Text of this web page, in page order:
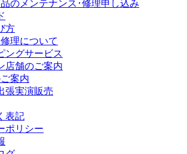
のメンテナンス･修理申し込み
方
理について
ングサービス
店舗のご案内
案内
張実演販売
表記
ポリシー